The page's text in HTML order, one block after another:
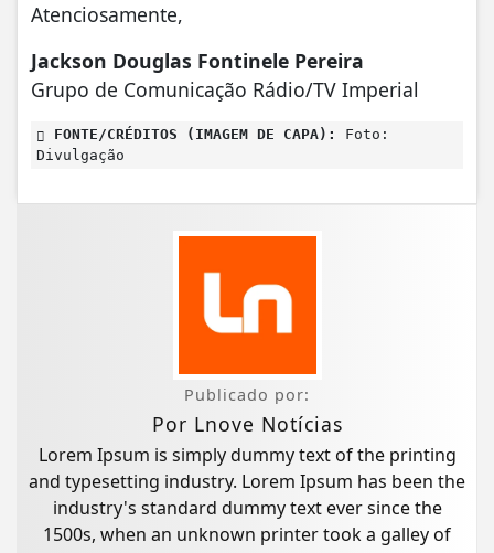
Atenciosamente,
Jackson Douglas Fontinele Pereira
Grupo de Comunicação Rádio/TV Imperial
FONTE/CRÉDITOS (IMAGEM DE CAPA):
Foto:
Divulgação
Publicado por:
Por Lnove Notícias
Lorem Ipsum is simply dummy text of the printing
and typesetting industry. Lorem Ipsum has been the
industry's standard dummy text ever since the
1500s, when an unknown printer took a galley of